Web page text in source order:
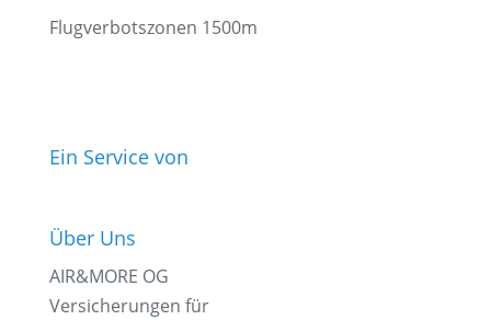
Flugverbotszonen 1500m
Ein Service von
Über Uns
AIR&MORE OG
Versicherungen für